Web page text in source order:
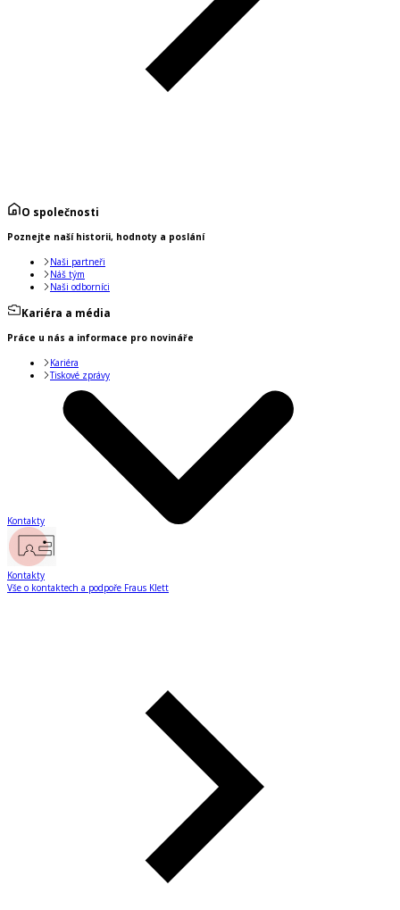
O společnosti
Poznejte naší historii, hodnoty a poslání
Naši partneři
Náš tým
Naši odborníci
Kariéra a média
Práce u nás a informace pro novináře
Kariéra
Tiskové zprávy
Kontakty
Kontakty
Vše o kontaktech a podpoře Fraus Klett